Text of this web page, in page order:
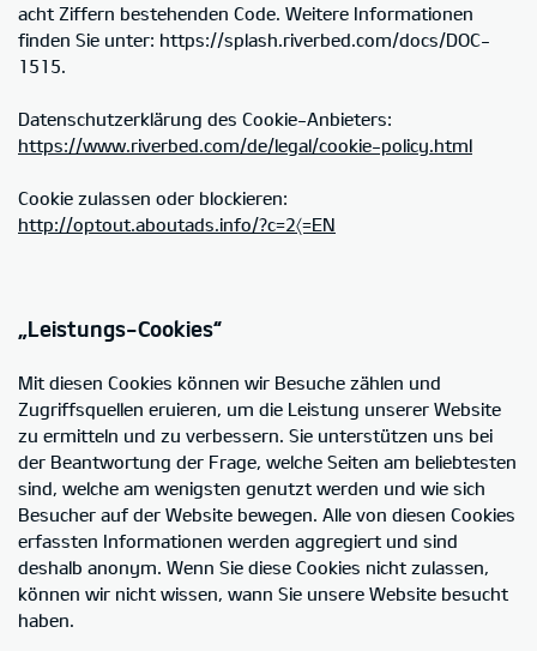
acht Ziffern bestehenden Code. Weitere Informationen
finden Sie unter: https://splash.riverbed.com/docs/DOC-
1515.
Datenschutzerklärung des Cookie-Anbieters:
https://www.riverbed.com/de/legal/cookie-policy.html
Cookie zulassen oder blockieren:
http://optout.aboutads.info/?c=2〈=EN
„Leistungs-Cookies“
Mit diesen Cookies können wir Besuche zählen und
Zugriffsquellen eruieren, um die Leistung unserer Website
zu ermitteln und zu verbessern. Sie unterstützen uns bei
der Beantwortung der Frage, welche Seiten am beliebtesten
sind, welche am wenigsten genutzt werden und wie sich
Besucher auf der Website bewegen. Alle von diesen Cookies
erfassten Informationen werden aggregiert und sind
deshalb anonym. Wenn Sie diese Cookies nicht zulassen,
können wir nicht wissen, wann Sie unsere Website besucht
haben.